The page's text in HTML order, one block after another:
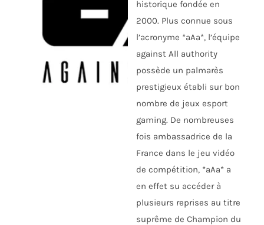
historique fondée en
2000. Plus connue sous
l’acronyme *aAa*, l’équipe
against All authority
possède un palmarès
prestigieux établi sur bon
nombre de jeux esport
gaming. De nombreuses
fois ambassadrice de la
France dans le jeu vidéo
de compétition, *aAa* a
en effet su accéder à
plusieurs reprises au titre
suprême de Champion du